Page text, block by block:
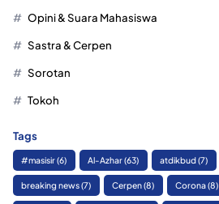
Opini & Suara Mahasiswa
Sastra & Cerpen
Sorotan
Tokoh
Tags
#masisir(6) Al-Azhar(63) atdikbud(7)
breaking news(7) Cerpen(8) Corona(8)